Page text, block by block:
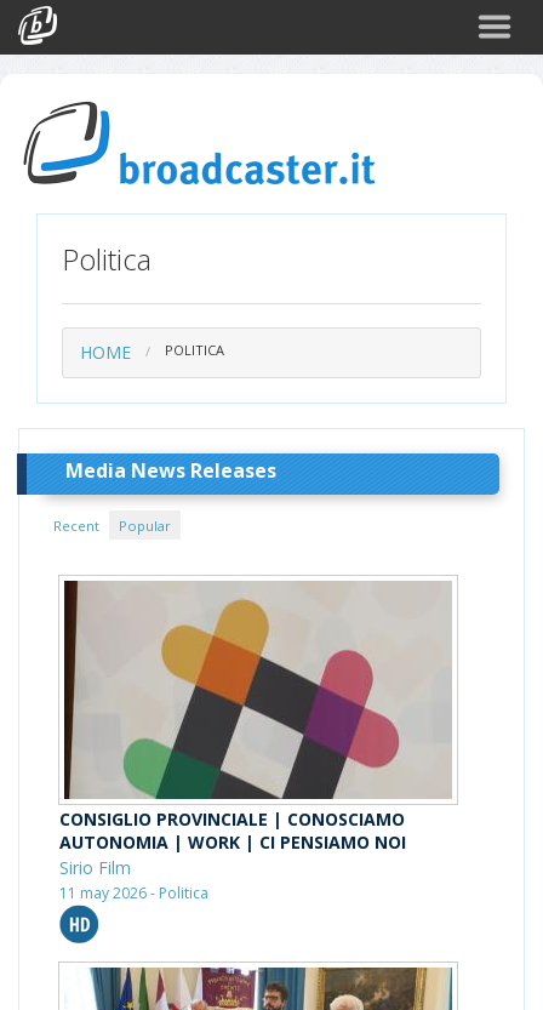
CATEGORIES
Arte e Cultura
Turismo
Politica
Politica
HOME POLITICA
Media News Releases
Recent Popular
CONSIGLIO PROVINCIALE | CONOSCIAMO
AUTONOMIA | WORK | CI PENSIAMO NOI
Sirio Film
11 may 2026 - Politica